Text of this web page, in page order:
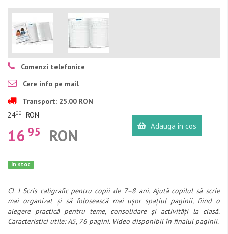
Comenzi telefonice
Cere info pe mail
Transport: 25.00 RON
2400RON
16 95 RON Adauga in cos
In stoc
CL I Scris caligrafic pentru copii de 7–8 ani. Ajută copilul să scrie
mai organizat și să folosească mai ușor spațiul paginii, fiind o
alegere practică pentru teme, consolidare și activități la clasă.
Caracteristici utile: A5, 76 pagini. Video disponibil în finalul paginii.